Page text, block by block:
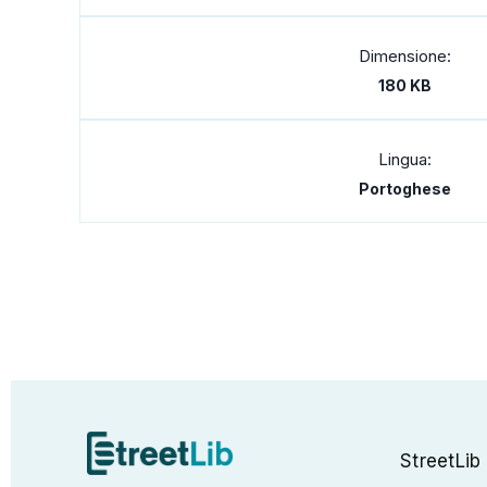
Dimensione:
180 KB
Lingua:
Portoghese
StreetLib